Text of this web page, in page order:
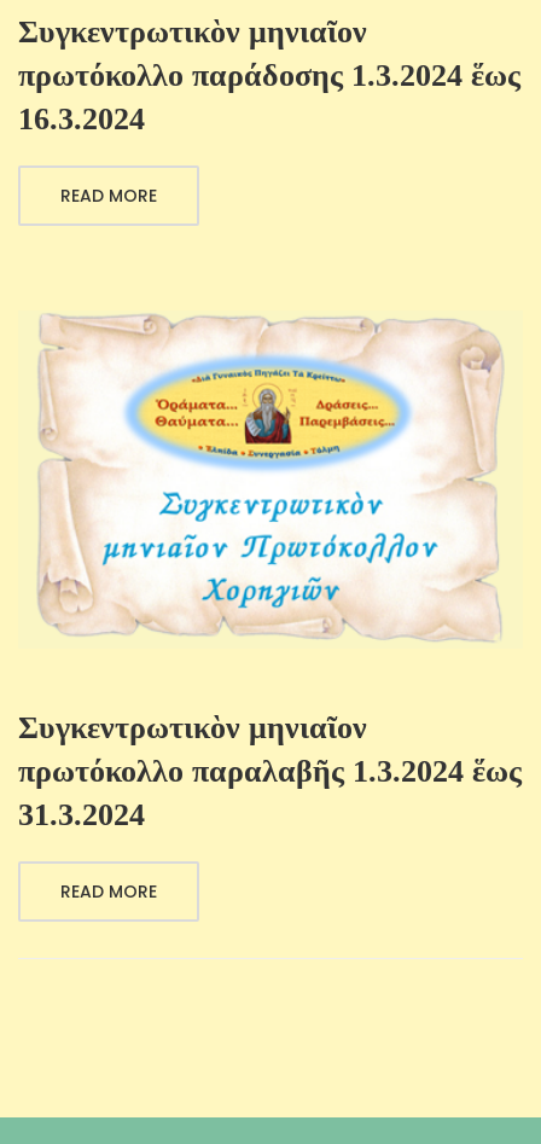
Συγκεντρωτικὸν μηνιαῖον
πρωτόκολλο παράδοσης 1.3.2024 ἕως
16.3.2024
READ MORE
Συγκεντρωτικὸν μηνιαῖον
πρωτόκολλο παραλαβῆς 1.3.2024 ἕως
31.3.2024
READ MORE